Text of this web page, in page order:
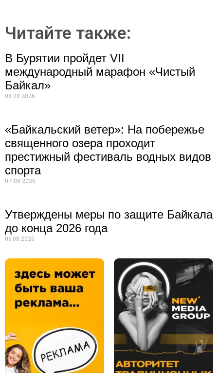
Читайте также:
В Бурятии пройдет VII
международный марафон «Чистый
Байкал»
08.08.2026
«Байкальский ветер»: На побережье
священного озера проходит
престижный фестиваль водных видов
спорта
07.08.2026
Утверждены меры по защите Байкала
до конца 2026 года
06.08.2026